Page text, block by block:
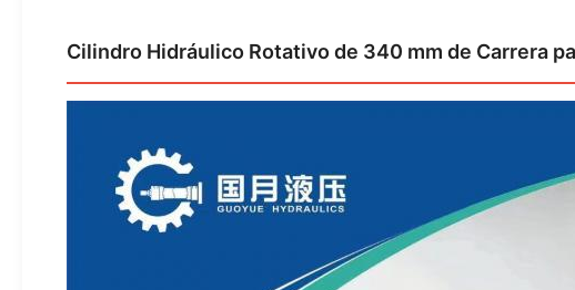
Cilindro Hidráulico Rotativo de 340 mm de Carrera